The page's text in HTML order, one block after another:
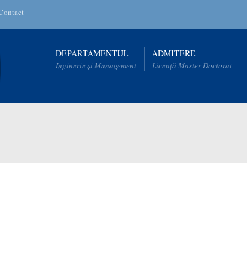
DEPARTAMENTUL
Inginerie și Management
ADMITERE
Licență Master Doctorat